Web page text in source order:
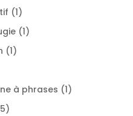
11
produit
11
11
à phrases 11
55